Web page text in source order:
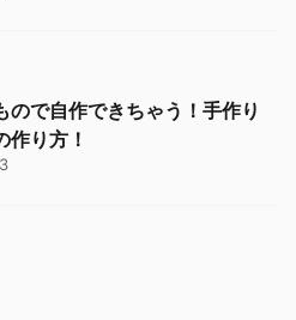
ので自作できちゃう！手作り
作り方！